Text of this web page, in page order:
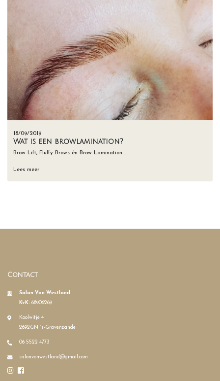
18/09/2019
Wat is een browlamination?
Brow Lift, Fluffy Brows én Brow Lamination……
Lees meer
Contact
Salon Von Westland
KvK: 68906269
Koolwitje 4
2692GN ´s-Gravenzande
06 5522 4773
salonvonwestland@gmail.com